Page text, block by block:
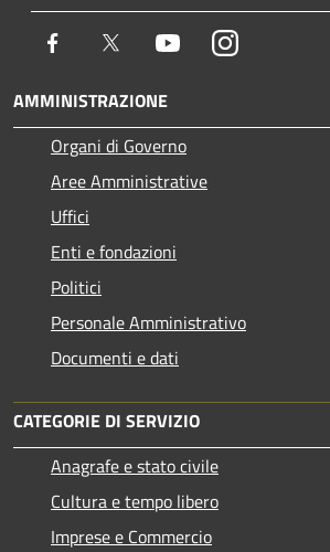
Facebook Twitter YoutubeInstagram
AMMINISTRAZIONE
Organi di Governo
Aree Amministrative
Uffici
Enti e fondazioni
Politici
Personale Amministrativo
Documenti e dati
CATEGORIE DI SERVIZIO
Anagrafe e stato civile
Cultura e tempo libero
Imprese e Commercio